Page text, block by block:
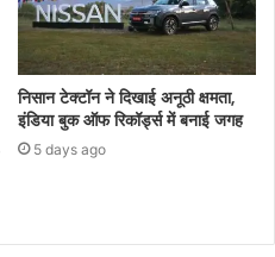
निसान टेक्टॉन ने दिखाई अनूठी क्षमता,
इंडिया बुक ऑफ रिकॉर्ड्स में बनाई जगह
5 days ago